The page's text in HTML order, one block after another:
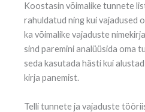
Koostasin võimalike tunnete
rahuldatud ning kui vajadused
ka võimalike vajaduste
sind paremini analüüsida oma
seda kasutada hästi kui
kirja panemist.
Telli tunnete ja vajaduste